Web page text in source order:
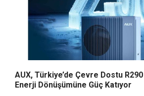
AUX, Türkiye’de Çevre Dostu R290
Enerji Dönüşümüne Güç Katıyor